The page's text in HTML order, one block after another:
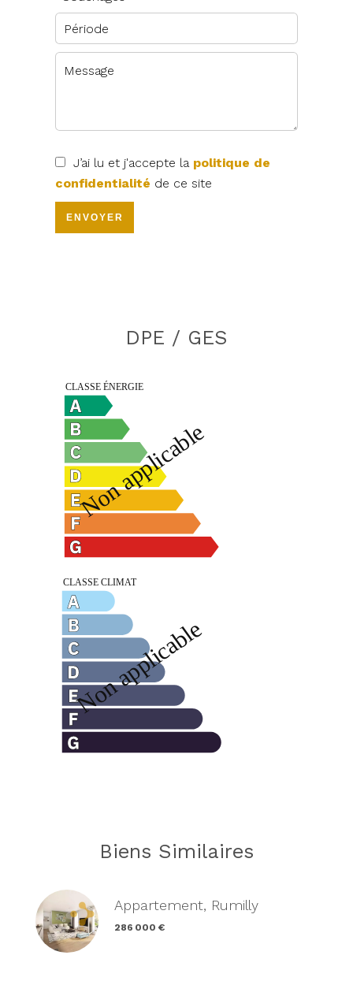
J’ai lu et j'accepte la politique de
confidentialité de ce site
ENVOYER
DPE / GES
Biens Similaires
Appartement, Rumilly
286 000 €